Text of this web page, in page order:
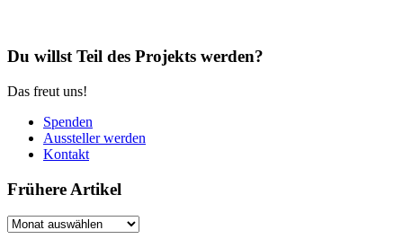
Du willst Teil des Projekts werden?
Das freut uns!
Spenden
Aussteller werden
Kontakt
Frühere Artikel
Frühere